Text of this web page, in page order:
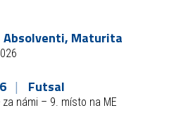
Absolventi, Maturita
Futsal
námi – 9. místo na ME